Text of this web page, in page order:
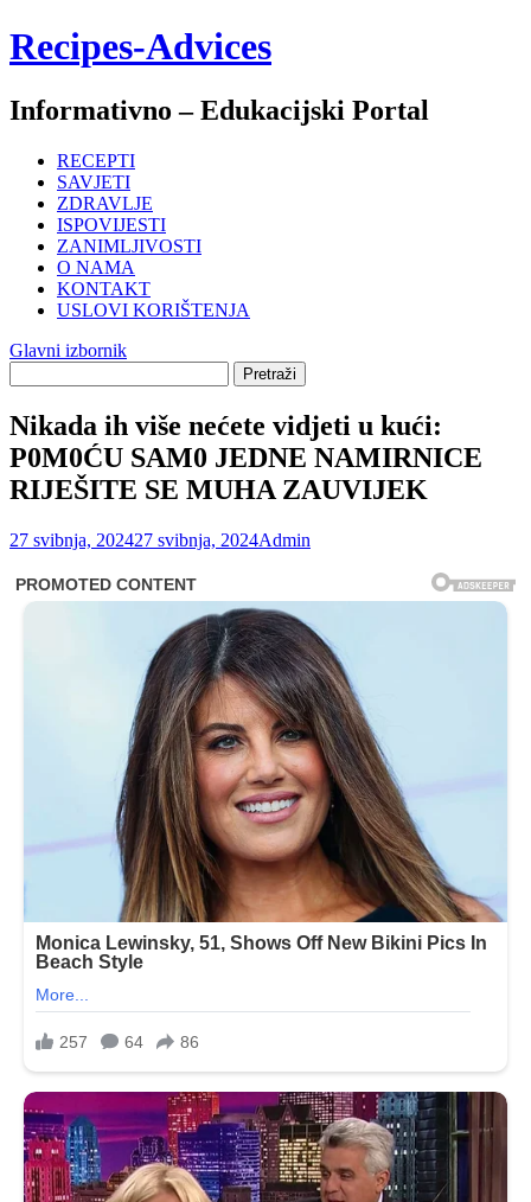
Skoči
do
Recipes-Advices
Informativno – Edukacijski Portal
RECEPTI
SAVJETI
ZDRAVLJE
ISPOVIJESTI
ZANIMLJIVOSTI
O NAMA
KONTAKT
USLOVI KORIŠTENJA
Glavni izbornik
Nikada ih više nećete vidjeti u kući:
P0M0ĆU SAM0 JEDNE NAMIRNICE
RIJEŠITE SE MUHA ZAUVIJEK
27 svibnja, 202427 svibnja, 2024Admin